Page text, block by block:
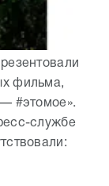
фильма,
#этомое».
службе